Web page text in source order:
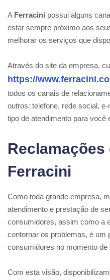
A Ferracini possui alguns
estar sempre próximo aos
melhorar os serviços que
Através do site da empresa,
https://
todos os canais de
outros: telefone, rede social,
tipo de atendimento para você
Reclamações
Ferracini
Como toda grande empresa,
atendimento e prestação de
consumidores, assim como a
contornar os problemas, é um
consumidores no momento
Com esta visão,